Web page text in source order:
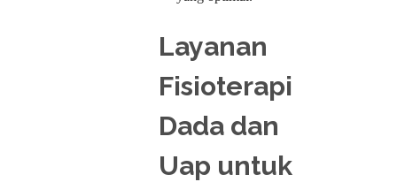
Layanan
Fisioterapi
Dada dan
Uap untuk